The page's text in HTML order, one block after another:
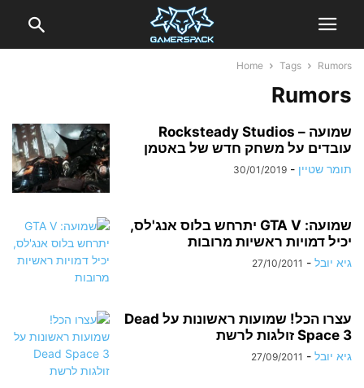
Home Tags Rumors
Rumors
שמועה – Rocksteady Studios
עובדים על משחק חדש של באטמן
תומר שטיין -
30/01/2019
שמועה: GTA V יתרחש בלוס אנג'לס,
יכיל דמויות ראשיות מרובות
גיא יובל -
27/10/2011
עצרו הכל! שמועות ראשונות על Dead
Space 3 זולגות לרשת
גיא יובל -
27/09/2011